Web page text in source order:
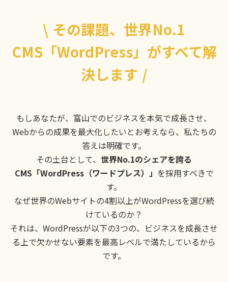
\ その課題、世界No.1
CMS「WordPress」がすべて解
決します /
もしあなたが、富山でのビジネスを本気で成長させ、
Webからの成果を最大化したいとお考えなら、私たちの
答えは明確です。
その土台として、 世界No.1のシェアを誇る
CMS「WordPress（ワードプレス）」 を採用すべきで
す。
なぜ世界のWebサイトの4割以上がWordPressを選び続
けているのか？
それは、WordPressが以下の3つの、ビジネスを成長させ
る上で欠かせない要素を最高レベルで満たしているから
です。